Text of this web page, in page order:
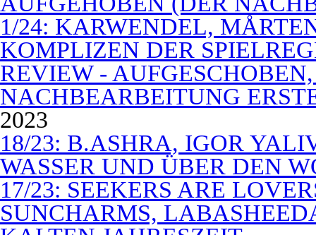
1/24: KARWENDEL,
KOMPLIZEN DER
REVIEW -
NACHBEARBEITUNG
2023
18/23: B.ASHRA, IGOR
WASSER UND ÜBER DEN
17/23: SEEKERS ARE
SUNCHARMS,